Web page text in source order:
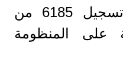
الصحي، إلى جانب تسجيل 6185 من
على المنظومة